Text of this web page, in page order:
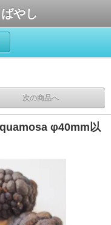
やし
次の商品へ
φ40mm以